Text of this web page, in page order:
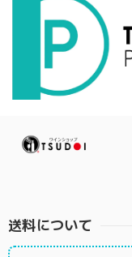
送料について